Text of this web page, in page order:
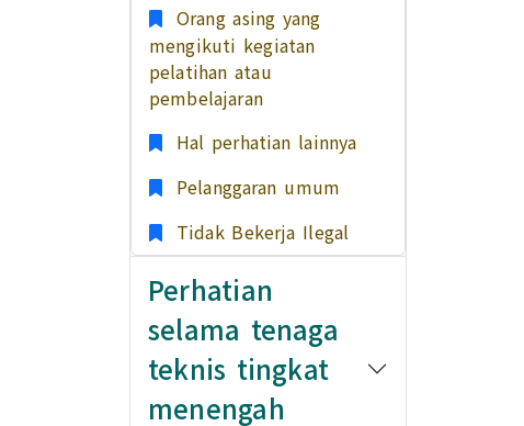
Orang asing yang
mengikuti kegiatan
pelatihan atau
pembelajaran
Hal perhatian lainnya
Pelanggaran umum
Tidak Bekerja Ilegal
Perhatian
selama tenaga
teknis tingkat
menengah